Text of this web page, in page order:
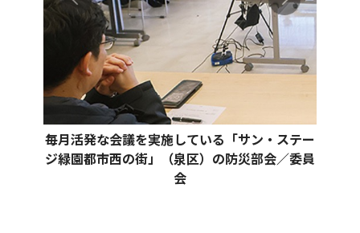
毎月活発な会議を実施している「サン・ステー
ジ緑園都市西の街」（泉区）の防災部会／委員
会